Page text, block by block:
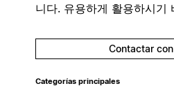
니다. 유용하게 활용하시기
Contactar
Categorías principales